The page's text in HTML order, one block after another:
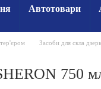
Автотовари
Засоби для скла
750